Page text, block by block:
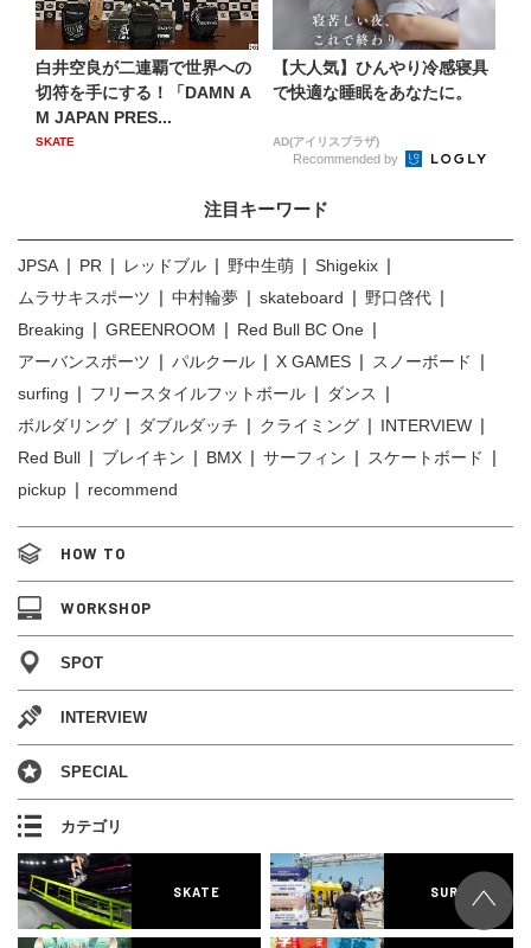
白井空良が二連覇で世界への
切符を手にする！「DAMN A
M JAPAN PRES...
SKATE
【大人気】ひんやり冷感寝具
で快適な睡眠をあなたに。
AD(アイリスプラザ)
Recommended by
注目キーワード
JPSA PR レッドブル 野中生萌
Shigekix
ムラサキスポーツ
中村輪夢 skateboard
野口啓代
Breaking
GREENROOM
Red Bull BC One
アーバンスポーツ
パルクール X GAMES
スノーボード
surfing
フリースタイルフットボール
ダンス
ボルダリング
ダブルダッチ クライミング
INTERVIEW
Red Bull
ブレイキン BMX サーフィン
スケートボード
pickup
recommend
HOW TO
WORKSHOP
SPOT
INTERVIEW
SPECIAL
カテゴリ
SKATE SURF